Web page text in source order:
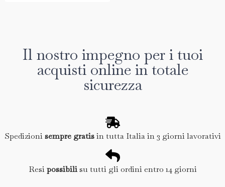
Il nostro impegno per i tuoi
acquisti online in totale
sicurezza
Spedizionisempre gratisin tutta Italia in 3 giorni lavorativi
Resipossibilisu tutti gli ordini entro 14 giorni